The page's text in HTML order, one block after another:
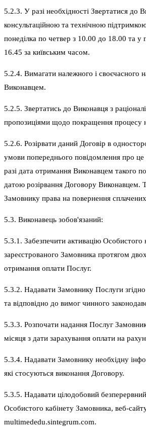
5.2.3. У разі необхідності Звертатися до
консультаційною та технічною
понеділка по четвер з 10.00 до 18.00 та
16.45 за київським часом.
5.2.4. Вимагати належного і своєчасного
Виконавцем.
5.2.5. Звертатись до Виконавця з
пропозиціями щодо покращення процесу
5.2.6. Розірвати даний Договір в
умови попереднього повідомлення про
разі дата отримання Виконавцем такого
датою розірвання Договору Виконавцем.
Замовнику права на повернення
5.3. Виконавець зобов'язаний:
5.3.1. Забезпечити активацію Особистого
зареєстрованого Замовника протягом
отримання оплати Послуг.
5.3.2. Надавати Замовнику Послуги
та відповідно до вимог чинного
5.3.3. Розпочати надання Послуг
місяця з дати зарахування оплати на
5.3.4. Надавати Замовнику необхідну
які стосуються виконання Договору.
5.3.5. Надавати цілодобовий
Особистого кабінету Замовника, веб-
multimededu.sintegrum.com.